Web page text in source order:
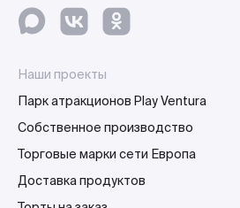
Наши проекты
Парк атракционов Play Ventura
Собственное производство
Торговые марки сети Европа
Доставка продуктов